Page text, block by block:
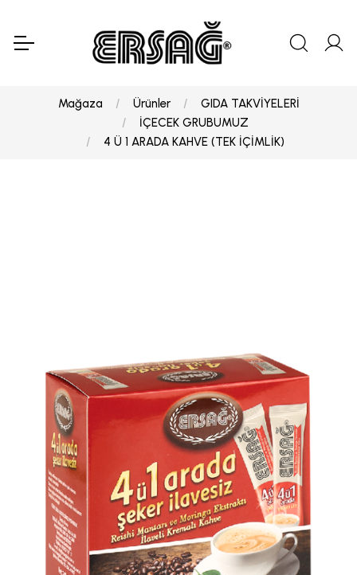
Mağaza Ürünler
GIDA TAKVİYELERİ
İÇECEK GRUBUMUZ
4 Ü 1 ARADA KAHVE (TEK İÇİMLİK)